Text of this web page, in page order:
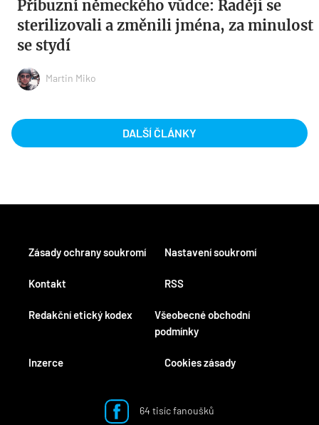
Příbuzní německého vůdce: Raději se
sterilizovali a změnili jména, za minulost
se stydí
Martin Miko
DALŠÍ ČLÁNKY
Kontakt
Redakční etický kodex
Inzerce
RSS
Všeobecné obchodní
podmínky
Cookies zásady
Zásady ochrany soukromí Nastavení soukromí
64 tisíc fanoušků